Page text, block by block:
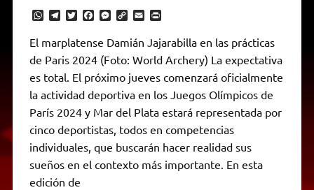
W
t
s
A
p
p
T
e
g
a
m
T
i
t
t
e
r
F
e
b
o
o
k
M
s
s
e
g
e
C
p
y
L
i
n
k
E
l
P
n
t
r
i
n
d
l
y
El marplatense Damián Jajarabilla en las prácticas
de Paris 2024 (Foto: World Archery) La expectativa
es total. El próximo jueves comenzará oficialmente
la actividad deportiva en los Juegos Olímpicos de
París 2024 y Mar del Plata estará representada por
cinco deportistas, todos en competencias
individuales, que buscarán hacer realidad sus
sueños en el contexto más importante. En esta
edición de